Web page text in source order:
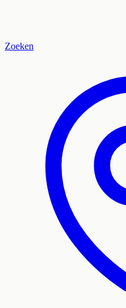
Zoeken